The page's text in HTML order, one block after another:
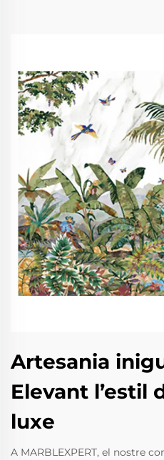
Artesania
Elevant l’estil
luxe
A MARBLEXPERT, el nostre